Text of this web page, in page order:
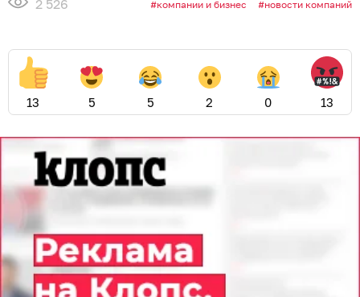
2 526 компании и бизнес новости компаний
13 5 5 2 0 13